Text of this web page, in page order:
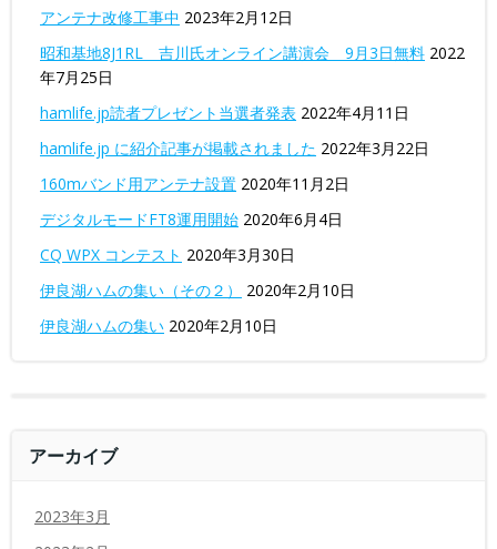
アンテナ改修工事中 2023年2月12日
昭和基地8J1RL 吉川氏オンライン講演会 9月3日無料 2022
年7月25日
hamlife.jp読者プレゼント当選者発表 2022年4月11日
hamlife.jp に紹介記事が掲載されました 2022年3月22日
160mバンド用アンテナ設置 2020年11月2日
デジタルモードFT8運用開始 2020年6月4日
CQ WPX コンテスト 2020年3月30日
伊良湖ハムの集い（その２）
2020年2月10日
伊良湖ハムの集い 2020年2月10日
アーカイブ
2023年3月